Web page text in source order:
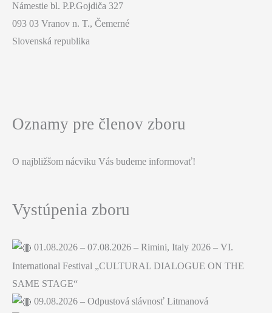
Námestie bl. P.P.Gojdiča 327
093 03 Vranov n. T., Čemerné
Slovenská republika
Oznamy pre členov zboru
O najbližšom nácviku Vás budeme informovať!
Vystúpenia zboru
01.08.2026 – 07.08.2026 – Rimini, Italy 2026 – VI.
International Festival „CULTURAL DIALOGUE ON THE
SAME STAGE“
09.08.2026 – Odpustová slávnosť Litmanová